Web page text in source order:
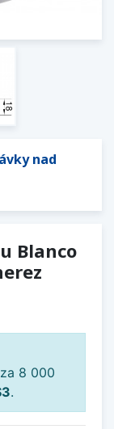
nad
Blanco
8 000
.